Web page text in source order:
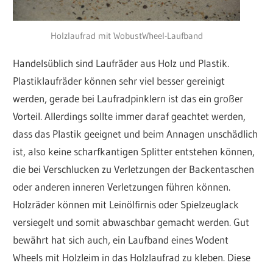
Holzlaufrad mit WobustWheel-Laufband
Handelsüblich sind Laufräder aus Holz und Plastik.
Plastiklaufräder können sehr viel besser gereinigt
werden, gerade bei Laufradpinklern ist das ein großer
Vorteil. Allerdings sollte immer daraf geachtet werden,
dass das Plastik geeignet und beim Annagen unschädlich
ist, also keine scharfkantigen Splitter entstehen können,
die bei Verschlucken zu Verletzungen der Backentaschen
oder anderen inneren Verletzungen führen können.
Holzräder können mit Leinölfirnis oder Spielzeuglack
versiegelt und somit abwaschbar gemacht werden. Gut
bewährt hat sich auch, ein Laufband eines Wodent
Wheels mit Holzleim in das Holzlaufrad zu kleben. Diese